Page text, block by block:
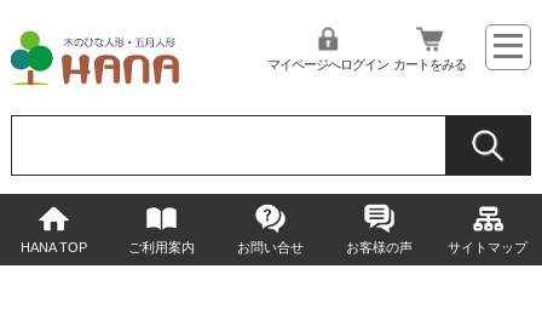
マイページへログイン カートをみる
HANA TOP ご利用案内 お問い合せ お客様の声 サイトマップ